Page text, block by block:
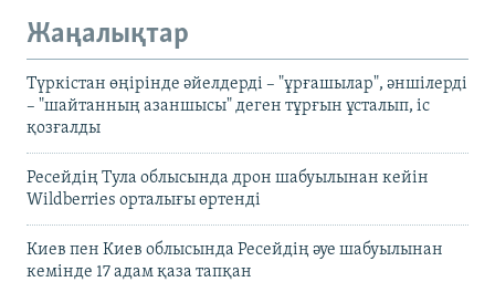
Жаңалықтар
Түркістан өңірінде әйелдерді – "ұрғашылар", әншілерді
– "шайтанның азаншысы" деген тұрғын ұсталып, іс
қозғалды
Ресейдің Тула облысында дрон шабуылынан кейін
Wildberries орталығы өртенді
Киев пен Киев облысында Ресейдің әуе шабуылынан
кемінде 17 адам қаза тапқан